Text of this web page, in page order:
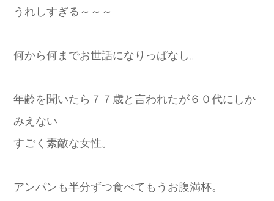
うれしすぎる～～～
何から何までお世話になりっぱなし。
年齢を聞いたら７７歳と言われたが６０代にしか
みえない
すごく素敵な女性。
アンパンも半分ずつ食べてもうお腹満杯。